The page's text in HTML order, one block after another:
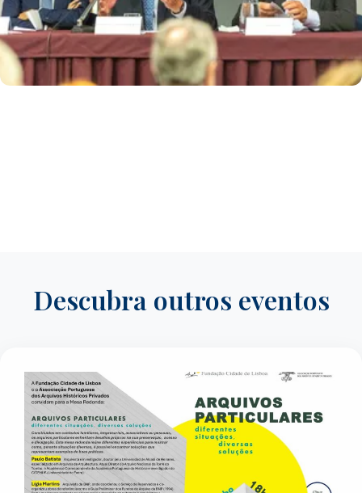
Descubra outros eventos